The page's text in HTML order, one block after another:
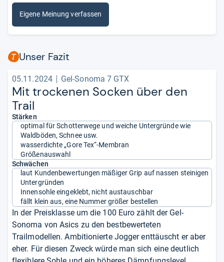
Eigene Meinung verfassen
Unser Fazit
05.11.2024 Gel-Sonoma 7 GTX
Mit tro­ckenen Socken über den
Trail
Stärken
optimal für Schotterwege und weiche Untergründe wie
Waldböden, Schnee usw.
wasserdichte „Gore Tex“-Membran
Größenauswahl
Schwächen
laut Kundenbewertungen mäßiger Grip auf nassen steinigen
Untergründen
Innensohle eingeklebt, nicht austauschbar
fällt klein aus, eine Nummer größer bestellen
In der Preisklasse um die 100 Euro zählt der Gel-
Sonoma von Asics zu den bestbewerteten
Trailmodellen. Ambitionierte Jogger enttäuscht er aber
eher. Für diesen Zweck würde man sich eine deutlich